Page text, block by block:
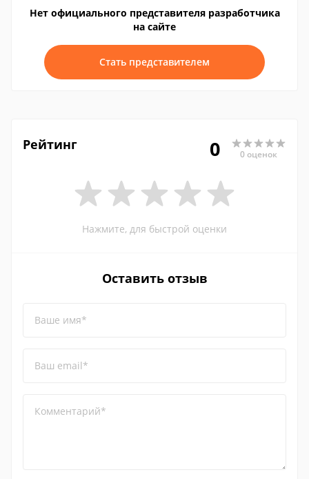
Нет официального представителя разработчика
на сайте
Стать представителем
Рейтинг 0 0 оценок
Нажмите, для быстрой оценки
Оставить отзыв
Ваше имя*
Ваш email*
Комментарий*